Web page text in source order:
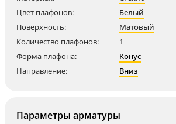
Цвет плафонов:
Белый
Поверхность:
Матовый
Количество плафонов:
1
Форма плафона:
Конус
Направление:
Вниз
Параметры арматуры